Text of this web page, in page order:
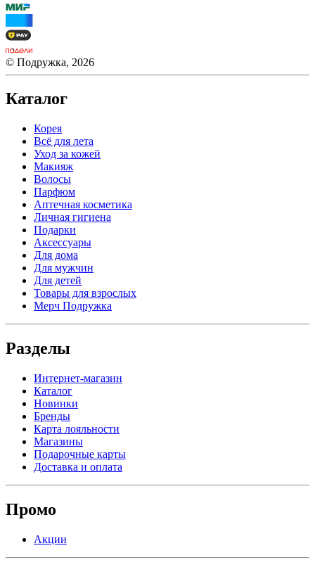
© Подружка, 2026
Каталог
Корея
Всё для лета
Уход за кожей
Макияж
Волосы
Парфюм
Аптечная косметика
Личная гигиена
Подарки
Аксессуары
Для дома
Для мужчин
Для детей
Товары для взрослых
Мерч Подружка
Разделы
Интернет-магазин
Каталог
Новинки
Бренды
Карта лояльности
Магазины
Подарочные карты
Доставка и оплата
Промо
Акции